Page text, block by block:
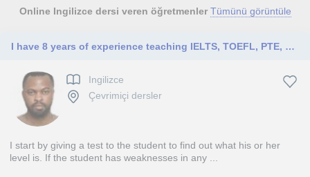
Online Ingilizce dersi veren öğretmenler Tümünü görüntüle
I have 8 years of experience teaching IELTS, TOEFL, PTE, Pearsons, and many university proficiency exams.
Ingilizce
Çevrimiçi dersler
I start by giving a test to the student to find out what his or her
level is. If the student has weaknesses in any ...